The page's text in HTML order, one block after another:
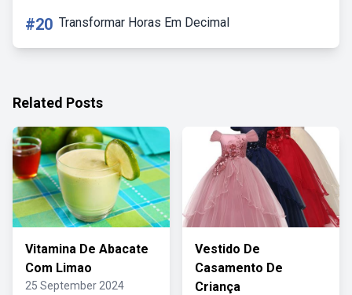
#20 Transformar Horas Em Decimal
Related Posts
Vitamina De Abacate
Com Limao
25 September 2024
Vestido De
Casamento De
Criança